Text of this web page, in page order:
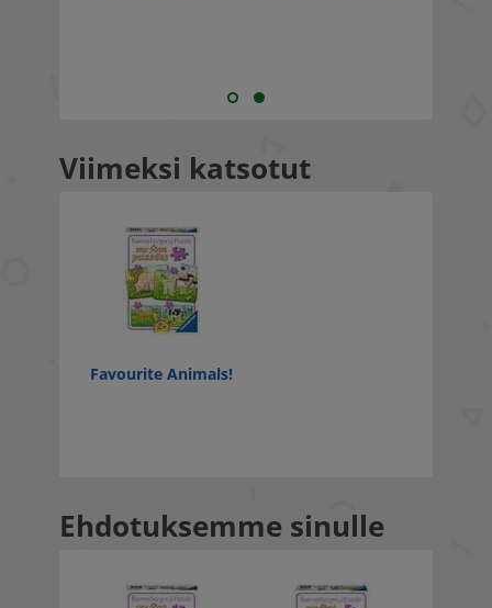
Viimeksi katsotut
Favourite Animals!
Ehdotuksemme sinulle